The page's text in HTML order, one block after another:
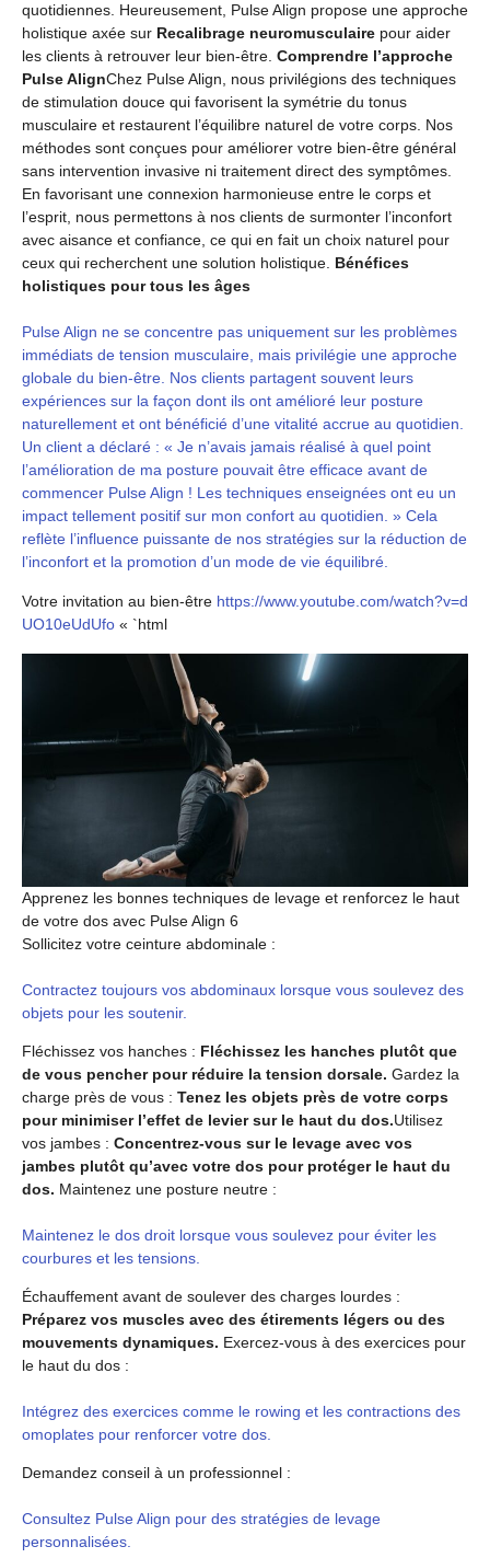
quotidiennes. Heureusement, Pulse Align propose une approche
holistique axée sur Recalibrage neuromusculaire pour aider
les clients à retrouver leur bien-être. Comprendre l’approche
Pulse AlignChez Pulse Align, nous privilégions des techniques
de stimulation douce qui favorisent la symétrie du tonus
musculaire et restaurent l’équilibre naturel de votre corps. Nos
méthodes sont conçues pour améliorer votre bien-être général
sans intervention invasive ni traitement direct des symptômes.
En favorisant une connexion harmonieuse entre le corps et
l’esprit, nous permettons à nos clients de surmonter l’inconfort
avec aisance et confiance, ce qui en fait un choix naturel pour
ceux qui recherchent une solution holistique. Bénéfices
holistiques pour tous les âges
Pulse Align ne se concentre pas uniquement sur les problèmes
immédiats de tension musculaire, mais privilégie une approche
globale du bien-être. Nos clients partagent souvent leurs
expériences sur la façon dont ils ont amélioré leur posture
naturellement et ont bénéficié d’une vitalité accrue au quotidien.
Un client a déclaré : « Je n’avais jamais réalisé à quel point
l’amélioration de ma posture pouvait être efficace avant de
commencer Pulse Align ! Les techniques enseignées ont eu un
impact tellement positif sur mon confort au quotidien. » Cela
reflète l’influence puissante de nos stratégies sur la réduction de
l’inconfort et la promotion d’un mode de vie équilibré.
Votre invitation au bien-être https://www.youtube.com/watch?v=d
UO10eUdUfo « `html
Apprenez les bonnes techniques de levage et renforcez le haut
de votre dos avec Pulse Align 6
Sollicitez votre ceinture abdominale :
Contractez toujours vos abdominaux lorsque vous soulevez des
objets pour les soutenir.
Fléchissez vos hanches : Fléchissez les hanches plutôt que
de vous pencher pour réduire la tension dorsale. Gardez la
charge près de vous : Tenez les objets près de votre corps
pour minimiser l’effet de levier sur le haut du dos.Utilisez
vos jambes : Concentrez-vous sur le levage avec vos
jambes plutôt qu’avec votre dos pour protéger le haut du
dos. Maintenez une posture neutre :
Maintenez le dos droit lorsque vous soulevez pour éviter les
courbures et les tensions.
Échauffement avant de soulever des charges lourdes :
Préparez vos muscles avec des étirements légers ou des
mouvements dynamiques. Exercez-vous à des exercices pour
le haut du dos :
Intégrez des exercices comme le rowing et les contractions des
omoplates pour renforcer votre dos.
Demandez conseil à un professionnel :
Consultez Pulse Align pour des stratégies de levage
personnalisées.